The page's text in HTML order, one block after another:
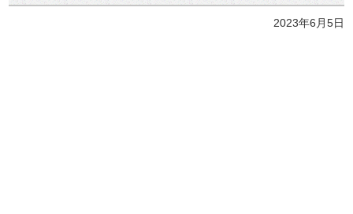
2023年6月5日